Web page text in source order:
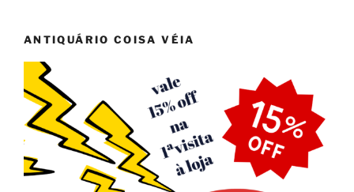
ANTIQUÁRIO COISA VÉIA